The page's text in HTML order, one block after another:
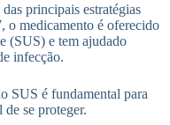
principais estratégias
o medicamento é oferecido
(SUS) e tem ajudado
infecção.
SUS é fundamental para
se proteger.